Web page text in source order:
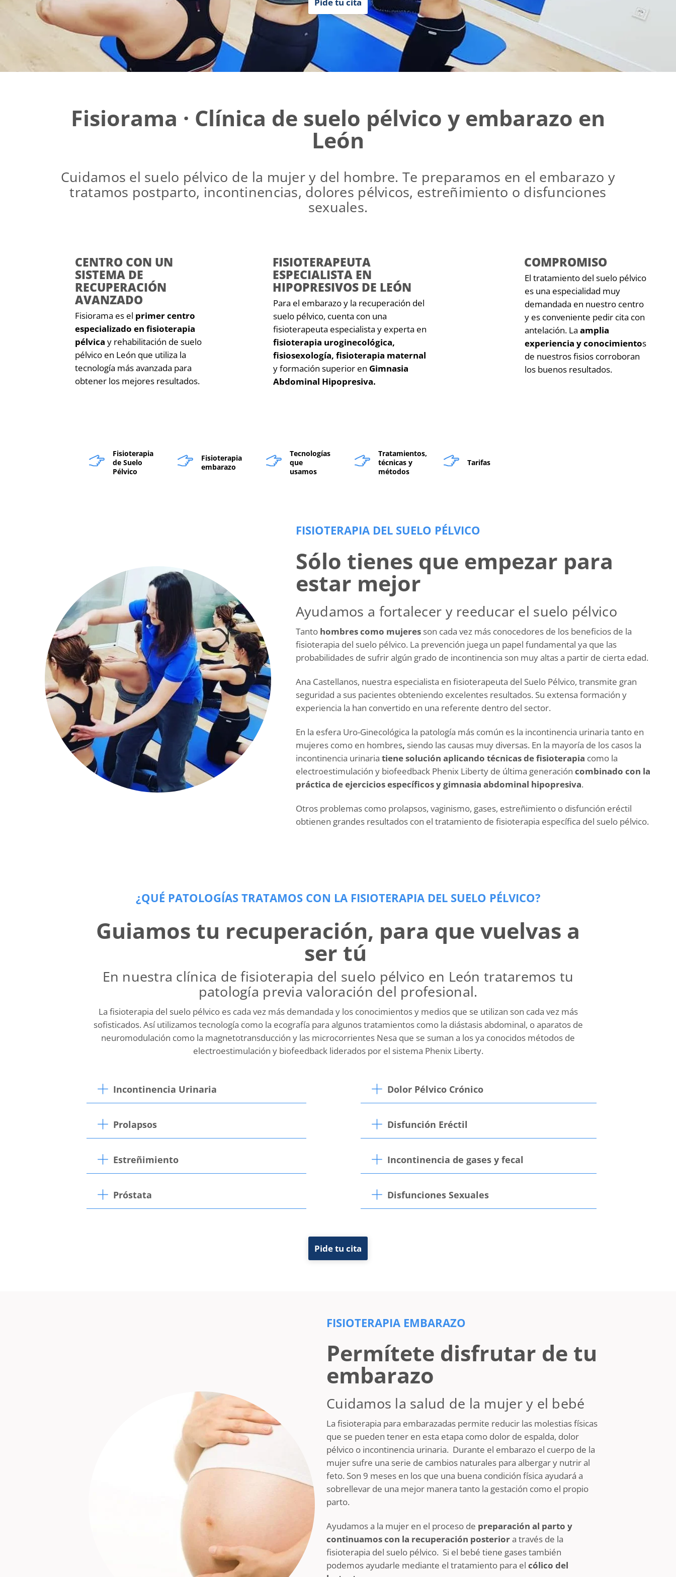
Fisiorama · Clínica de suelo pélvico y embarazo en
León
Cuidamos el suelo pélvico de la mujer y del hombre. Te preparamos en el embarazo y
tratamos postparto, incontinencias, dolores pélvicos, estreñimiento o disfunciones
sexuales.
CENTRO CON UN
SISTEMA DE
RECUPERACIÓN
AVANZADO
Fisiorama es el primer centro
especializado en fisioterapia
pélvica y rehabilitación de suelo
pélvico en León que utiliza la
tecnología más avanzada para
obtener los mejores resultados.
FISIOTERAPEUTA
ESPECIALISTA EN
HIPOPRESIVOS DE LEÓN
Para el embarazo y la recuperación del
suelo pélvico, cuenta con una
fisioterapeuta especialista y experta en
fisioterapia uroginecológica,
fisiosexología, fisioterapia maternal
y formación superior en Gimnasia
Abdominal Hipopresiva.
COMPROMISO
El tratamiento del suelo pélvico
es una especialidad muy
demandada en nuestro centro
y es conveniente pedir cita con
antelación. La amplia
experiencia y conocimientos
de nuestros fisios corroboran
los buenos resultados.
Fisioterapia
de Suelo
Pélvico
Fisioterapia
embarazo
Tecnologías
que
usamos
Tratamientos,
técnicas y
métodos
Tarifas
FISIOTERAPIA DEL SUELO PÉLVICO
Sólo tienes que empezar para
estar mejor
Ayudamos a fortalecer y reeducar el suelo pélvico
Tantohombres como mujeresson cada vez más conocedores de los beneficios de la
fisioterapia del suelo pélvico. La prevención juega un papel fundamental ya que las
probabilidades de sufrir algún grado de incontinencia son muy altas a partir de cierta edad.
Ana Castellanos, nuestra especialista en fisioterapeuta del Suelo Pélvico, transmite gran
seguridad a sus pacientes obteniendo excelentes resultados. Su extensa formación y
experiencia la han convertido en una referente dentro del sector.
En la esfera Uro-Ginecológica la patología más común es la incontinencia urinaria tanto en
mujeres como en hombres, siendo las causas muy diversas. En la mayoría de los casos la
incontinencia urinaria tiene solución aplicando técnicas de fisioterapia como la
electroestimulación y biofeedback Phenix Liberty de última generación combinado con la
práctica de ejercicios específicos y gimnasia abdominal hipopresiva.
Otros problemas como prolapsos, vaginismo, gases, estreñimiento o disfunción eréctil
obtienen grandes resultados con el tratamiento de fisioterapia específica del suelo pélvico.
¿QUÉ PATOLOGÍAS TRATAMOS CON LA FISIOTERAPIA DEL SUELO PÉLVICO?
Guiamos tu recuperación, para que vuelvas a
ser tú
En nuestra clínica de fisioterapia del suelo pélvico en León trataremos tu
patología previa valoración del profesional.
La fisioterapia del suelo pélvico es cada vez más demandada y los conocimientos y medios que se utilizan son cada vez más
sofisticados. Así utilizamos tecnología como la ecografía para algunos tratamientos como la diástasis abdominal, o aparatos de
neuromodulación como la magnetotransducción y las microcorrientes Nesa que se suman a los ya conocidos métodos de
electroestimulación y biofeedback liderados por el sistema Phenix Liberty.
Incontinencia Urinaria
Prolapsos
Estreñimiento
Próstata
Dolor Pélvico Crónico
Disfunción Eréctil
Incontinencia de gases y fecal
Disfunciones Sexuales
Pide tu cita
FISIOTERAPIA EMBARAZO
Permítete disfrutar de tu
embarazo
Cuidamos la salud de la mujer y el bebé
La fisioterapia para embarazadas permite reducir las molestias físicas
que se pueden tener en esta etapa como dolor de espalda, dolor
pélvico o incontinencia urinaria. Durante el embarazo el cuerpo de la
mujer sufre una serie de cambios naturales para albergar y nutrir al
feto. Son 9 meses en los que una buena condición física ayudará a
sobrellevar de una mejor manera tanto la gestación como el propio
parto.
Ayudamos a la mujer en el proceso de preparación al parto y
continuamos con la recuperación posteriora través de la
fisioterapia del suelo pélvico. Si el bebé tiene gases también
podemos ayudarle mediante el tratamiento para el cólico del